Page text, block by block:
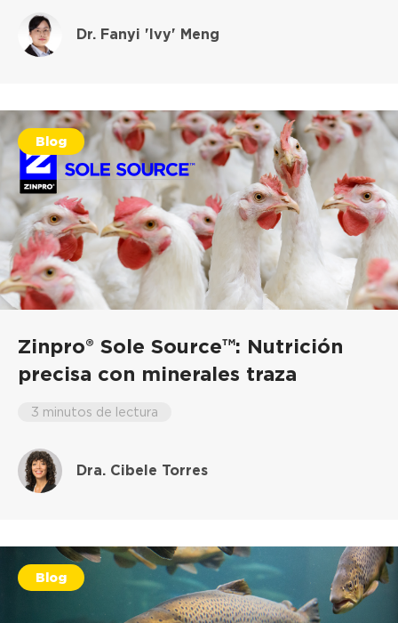
Dr. Fanyi 'Ivy' Meng
Blog
Zinpro® Sole Source™: Nutrición
precisa con minerales traza
3 minutos de lectura
Dra. Cibele Torres
Blog